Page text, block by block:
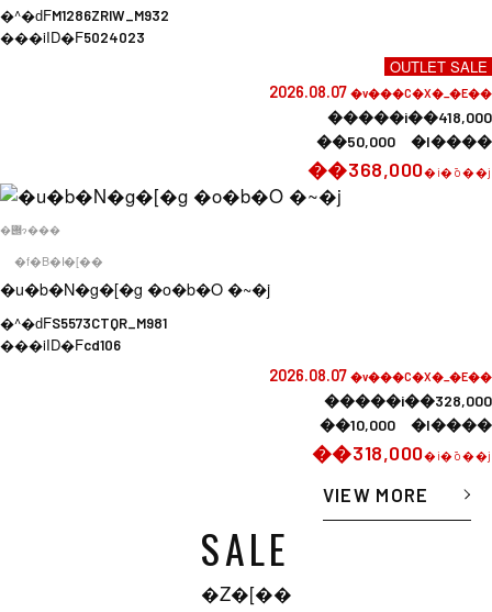
�^�ԁFM1286ZRIW_M932
���iID�F5024023
OUTLET SALE
2026.08.07 �v���C�X�_�E��
�����i��418,000
��50,000 �l����
��368,000�i�ō��j
�݌ɂ���
�f�B�I�[��
�u�b�N�g�[�g �o�b�O �~�j
�^�ԁFS5573CTQR_M981
���iID�Fcd106
2026.08.07 �v���C�X�_�E��
�����i��328,000
��10,000 �l����
��318,000�i�ō��j
VIEW MORE
SALE
�Z�[��